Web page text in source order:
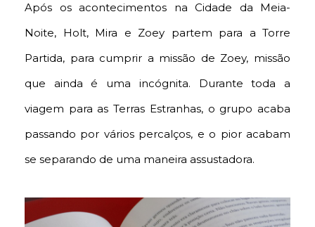
Após os acontecimentos na Cidade da Meia-
Noite, Holt, Mira e Zoey partem para a Torre
Partida, para cumprir a missão de Zoey, missão
que ainda é uma incógnita. Durante toda a
viagem para as Terras Estranhas, o grupo acaba
passando por vários percalços, e o pior acabam
se separando de uma maneira assustadora.